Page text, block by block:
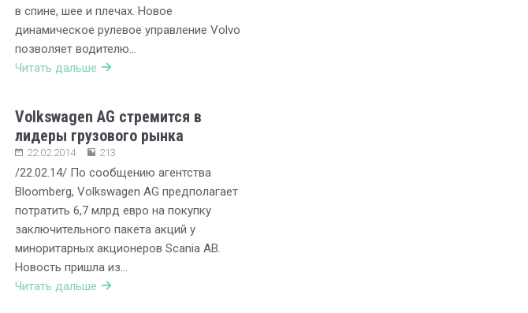
в спине, шее и плечах. Новое
динамическое рулевое управление Volvo
позволяет водителю…
Читать дальше
Volkswagen AG стремится в
лидеры грузового рынка
22.02.2014 213
/22.02.14/ По сообщению агентства
Bloomberg, Volkswagen AG предполагает
потратить 6,7 млрд евро на покупку
заключительного пакета акций у
миноритарных акционеров Scania AB.
Новость пришла из…
Читать дальше